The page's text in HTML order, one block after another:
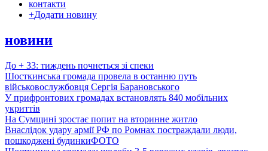
контакти
+Додати новину
новини
До + 33: тиждень почнеться зі спеки
Шосткинська громада провела в останню путь
військовослужбовця Сергія Барановського
У прифронтових громадах встановлять 840 мобільних
укриттів
На Сумщині зростає попит на вторинне житло
Внаслідок удару армії РФ по Ромнах постраждали люди,
пошкоджені будинкиФОТО